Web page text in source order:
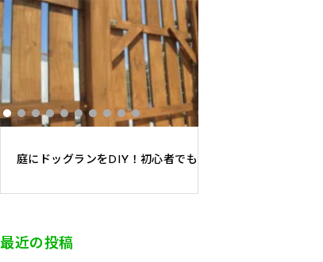
庭にドッグランをDIY！初心者でもプロ級に仕上がる「3段
最近の投稿